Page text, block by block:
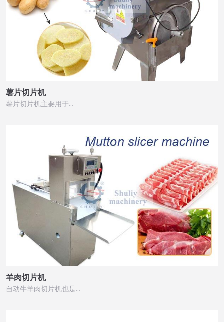
薯片切片机
薯片切片机主要用于…
羊肉切片机
自动牛羊肉切片机也是…